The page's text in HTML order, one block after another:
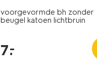
voorgevormde bh zonder
beugel katoen lichtbruin
7.
–